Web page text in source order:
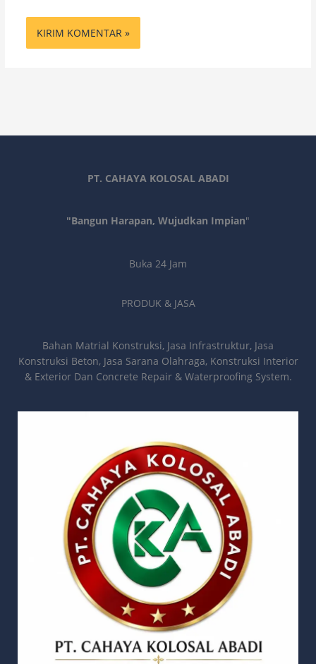
PT. CAHAYA KOLOSAL ABADI
"Bangun Harapan, Wujudkan Impian"
Buka 24 Jam
PRODUK & JASA
Bahan Matrial Konstruksi, Jasa Infrastruktur, Jasa
Konstruksi Beton, Jasa Sarana Olahraga, Konstruksi Interior
& Exterior Dan Concrete Repair & Waterproofing System.